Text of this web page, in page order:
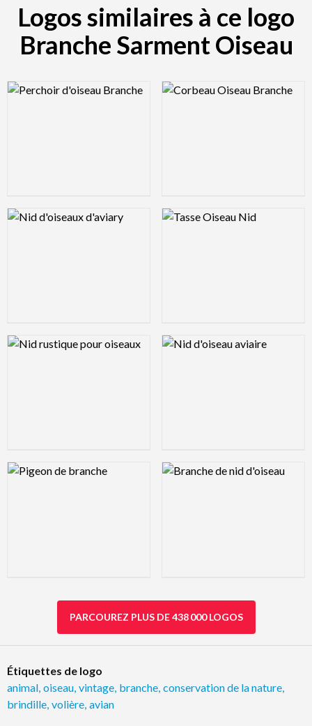
Logos similaires à ce logo
Branche Sarment Oiseau
Logo Preview Image Logo Preview Image
Logo Preview Image Logo Preview Image
Logo Preview Image Logo Preview Image
Logo Preview Image Logo Preview Image
PARCOUREZ PLUS DE 438 000 LOGOS
Étiquettes de logo
animal oiseau vintage branche conservation de la nature
brindille volière avian